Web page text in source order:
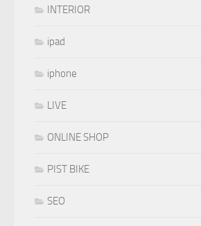
INTERIOR
ipad
iphone
LIVE
ONLINE SHOP
PIST BIKE
SEO